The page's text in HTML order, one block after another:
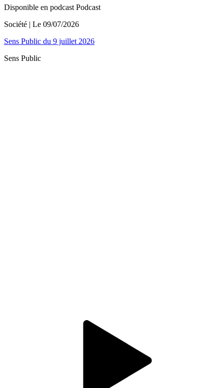
Disponible en podcast Podcast
Société | Le 09/07/2026
Sens Public du 9 juillet 2026
Sens Public